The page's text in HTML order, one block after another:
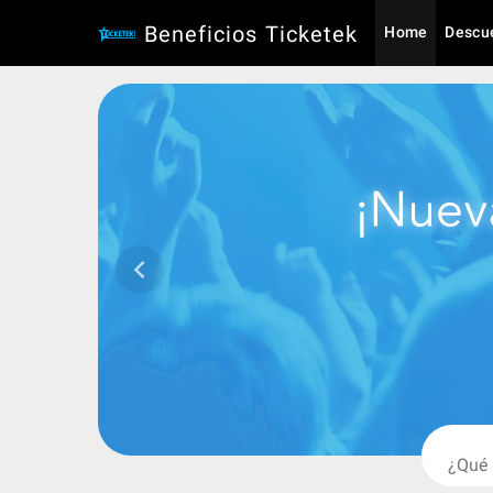
Beneficios Ticketek Home
keyboard_arrow_left